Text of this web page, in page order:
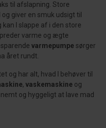
til afslapning. Store
giver en smuk udsigt til
I slappe af i den store
varme og ægte
varmepumpe sørger
året rundt.
og har alt, hvad I behøver til
, vaskemaskine og
og hyggeligt at lave mad